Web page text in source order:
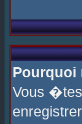
Pourquoi
Vous